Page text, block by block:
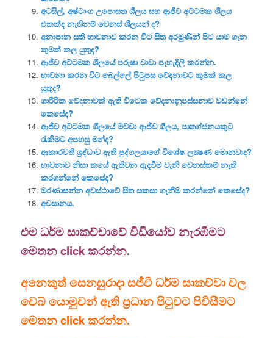
අටසිල්, අෂ්ටාංග උපොසත ශීලය සහ ආජීව අට්ටමක ශීලය
එකක්ද නැතිනම් වෙනස් ශීලයන් ද?
අනාපාන සති භාවනාව කරන විට සිත අරමුණින් පිට යාම ගැන
කුමක් කල යුතුද?
ආජීව අට්ටමක ශීලයේ පරුෂා වාචා පැහැදිලි කරන්න.
භාවනා කරන විට බෙල්ලේ පිටුපස වේදනාවට කුමක් කල
යුතුද?
ශාරීරික වේදනාවක් ඇති විටෙක වේදනානුපස්සනාව වඩන්නේ
කෙසේද?
ආජීව අට්ටමක ශීලයේ මිච්චා ආජීව ශීලය, පෘතග්ජනයකුට
රැකීමට අපහසු මන්ද?
ආකාරවතී ශ්‍රද්ධාව ඇති පුද්ගලයාගේ විශේෂ ලක්‍ෂණ මොනවාද?
භාවනාව නිසා කයේ ඇතිවන ඇදවීම වැනි වෙනස්කම් නැති
කරගන්නේ කෙසේද?
මරණාසන්න අවස්ථාවේ සිත සකසා ගැනීම කරන්නේ කෙසේද?
අවසානය.
එම ධර්ම සාකච්චාවේ වීඩියෝව නැරඹීමට
මෙතන click කරන්න.
අනෙකුත් සෙනසුරාදා සජීවී ධර්ම සාකච්චා වල
වෙබ් යොමුවන් ඇති ප්‍රධාන පිටුවට පිවිසීමට
මෙතන click කරන්න.